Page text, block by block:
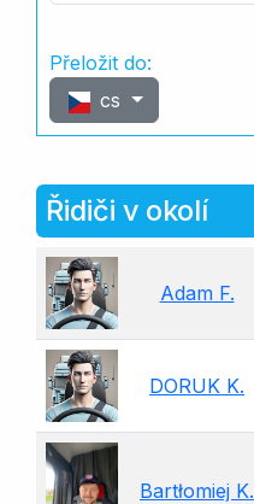
Přeložit do:
cs
Řidiči v okolí
Adam F.
DORUK K.
Bartłomiej K.